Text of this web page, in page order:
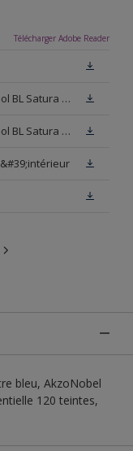
Télécharger Adobe Reader
Fiche de données de sécurité Rubbol BL Satura Base N00
Fiche de données de sécurité Rubbol BL Satura Blanc
bleu, AkzoNobel
120 teintes,